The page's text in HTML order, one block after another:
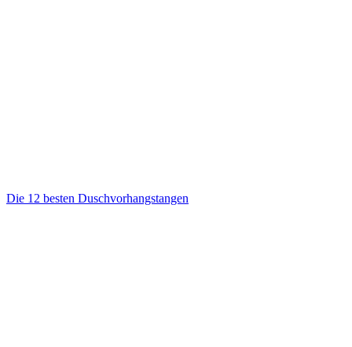
Die 12 besten Duschvorhangstangen